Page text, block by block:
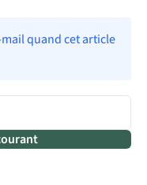
quand cet article